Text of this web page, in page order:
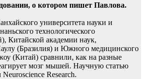
о котором пишет Павлова.
университета науки и
технологического
Китайской академии наук,
(Бразилия) и Южного медицинского
(Китай) сравнили, как на разные
мозг мышей. Научную статью
Research.